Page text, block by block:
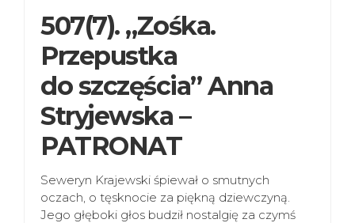
507(7). „Zośka.
Przepustka
do szczęścia” Anna
Stryjewska –
PATRONAT
Seweryn Krajewski śpiewał o smutnych
oczach, o tęsknocie za piękną dziewczyną.
Jego głęboki głos budził nostalgię za czymś